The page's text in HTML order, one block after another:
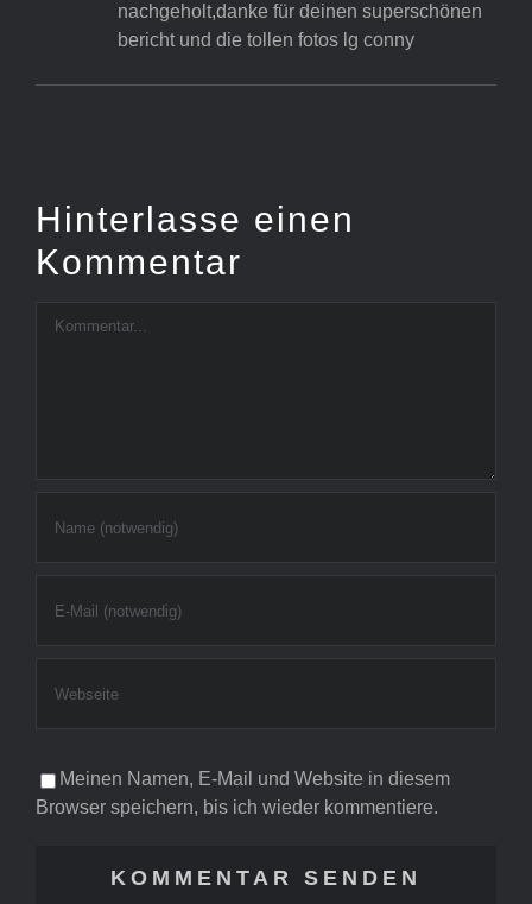
nachgeholt,danke für deinen superschönen
bericht und die tollen fotos lg conny
Hinterlasse einen
Kommentar
Kommentar
Meinen Namen, E-Mail und Website in diesem
Browser speichern, bis ich wieder kommentiere.